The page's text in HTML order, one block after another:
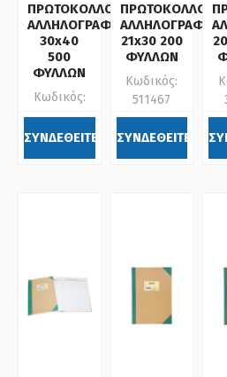
ΠΡΩΤΟΚΟΛΛΟ
ΑΛΛΗΛΟΓΡΑΦΙΑΣ
30x40
500
ΦΥΛΛΩΝ
Κωδικός:
301380
ΣΥΝΔΕΘΕΙΤΕ
ΠΡΩΤΟΚΟΛΛΟ
ΑΛΛΗΛΟΓΡΑΦΙΑΣ
21x30 200
ΦΥΛΛΩΝ
Κωδικός:
511467
ΣΥΝΔΕΘΕΙΤΕ